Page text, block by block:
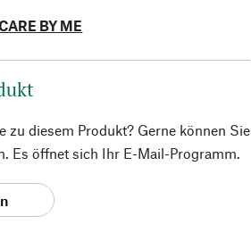
BY ME
zu diesem Produkt? Gerne können Sie
Es öffnet sich Ihr E-Mail-Programm.